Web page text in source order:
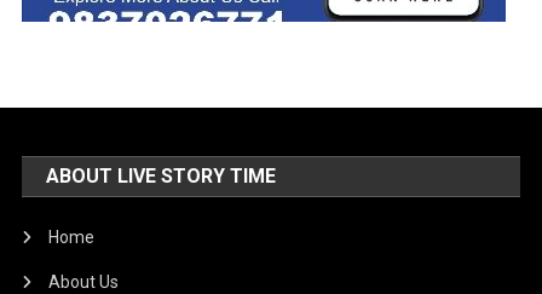
ABOUT LIVE STORY TIME
Home
About Us